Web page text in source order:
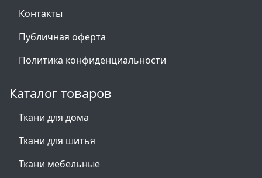
Контакты
Публичная оферта
Политика конфиденциальности
Каталог товаров
Ткани для дома
Ткани для шитья
Ткани мебельные